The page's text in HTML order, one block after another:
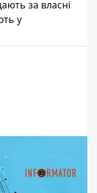
за власні
у